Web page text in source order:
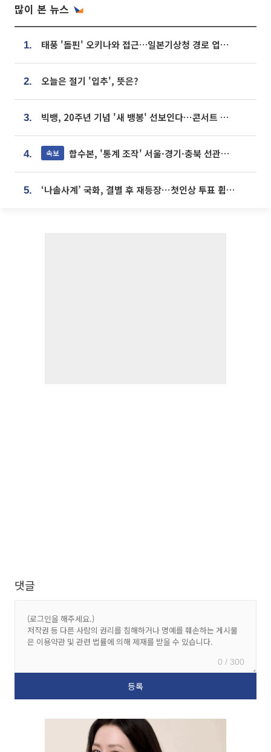
많이 본 뉴스
1. 태풍 '돌핀' 오키나와 접근…일본기상청 경로 업데이트
2. 오늘은 절기 '입추', 뜻은?
3. 빅뱅, 20주년 기념 '새 뱅봉' 선보인다⋯콘서트 앞두고 팝업 개최
4. 속보 합수본, '통계 조작' 서울·경기·충북 선관위 등 추가 압수수색
5. ‘나솔사계’ 국화, 결별 후 재등장⋯첫인상 투표 휩쓸고 ‘인기녀’ 등극
댓글
0 / 300